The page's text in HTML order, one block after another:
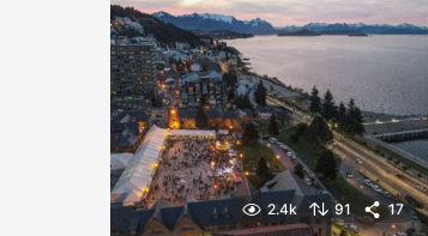
2.4k 91 17